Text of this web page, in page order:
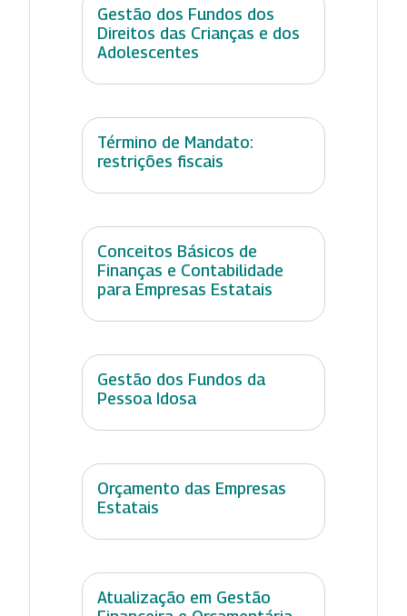
Gestão dos Fundos dos
Direitos das Crianças e dos
Adolescentes
Término de Mandato:
restrições fiscais
Conceitos Básicos de
Finanças e Contabilidade
para Empresas Estatais
Gestão dos Fundos da
Pessoa Idosa
Orçamento das Empresas
Estatais
Atualização em Gestão